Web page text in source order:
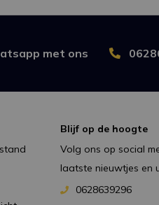
met ons
Blijf op de hoogte
Volg ons op social
laatste nieuwtjes en
0628639296